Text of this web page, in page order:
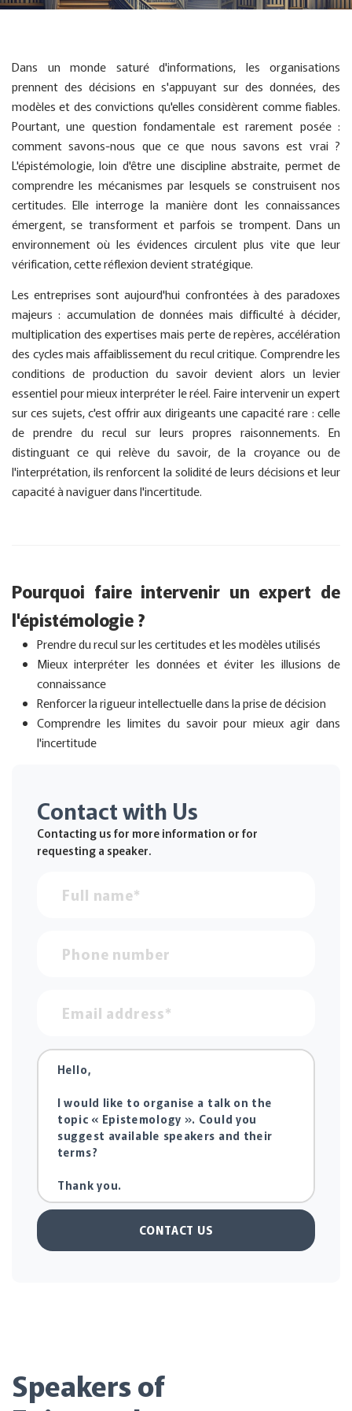
Dans un monde saturé d'informations, les organisations
prennent des décisions en s'appuyant sur des données, des
modèles et des convictions qu'elles considèrent comme fiables.
Pourtant, une question fondamentale est rarement posée :
comment savons-nous que ce que nous savons est vrai ?
L'épistémologie, loin d'être une discipline abstraite, permet de
comprendre les mécanismes par lesquels se construisent nos
certitudes. Elle interroge la manière dont les connaissances
émergent, se transforment et parfois se trompent. Dans un
environnement où les évidences circulent plus vite que leur
vérification, cette réflexion devient stratégique.
Les entreprises sont aujourd'hui confrontées à des paradoxes
majeurs : accumulation de données mais difficulté à décider,
multiplication des expertises mais perte de repères, accélération
des cycles mais affaiblissement du recul critique. Comprendre les
conditions de production du savoir devient alors un levier
essentiel pour mieux interpréter le réel. Faire intervenir un expert
sur ces sujets, c'est offrir aux dirigeants une capacité rare : celle
de prendre du recul sur leurs propres raisonnements. En
distinguant ce qui relève du savoir, de la croyance ou de
l'interprétation, ils renforcent la solidité de leurs décisions et leur
capacité à naviguer dans l'incertitude.
Pourquoi faire intervenir un expert de
l'épistémologie ?
Prendre du recul sur les certitudes et les modèles utilisés
Mieux interpréter les données et éviter les illusions de
connaissance
Renforcer la rigueur intellectuelle dans la prise de décision
Comprendre les limites du savoir pour mieux agir dans
l'incertitude
Contact with Us
Contacting us for more information or for
requesting a speaker.
CONTACT US
Speakers of